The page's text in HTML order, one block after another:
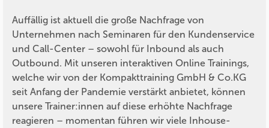
Auffällig ist aktuell die große Nachfrage von
Unternehmen nach Seminaren für den Kundenservice
und Call-Center – sowohl für Inbound als auch
Outbound. Mit unseren interaktiven Online Trainings,
welche wir von der Kompakttraining GmbH & Co.KG
seit Anfang der Pandemie verstärkt anbietet, können
unsere Trainer:innen auf diese erhöhte Nachfrage
reagieren – momentan führen wir viele Inhouse-